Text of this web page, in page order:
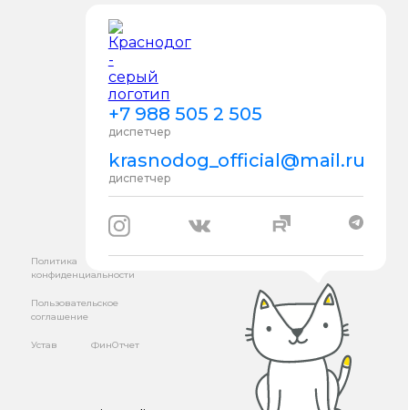
+7 988 505 2 505
диспетчер
krasnodog_official@mail.ru
диспетчер
Политика
конфиденциальности
Пользовательское
соглашение
Устав ФинОтчет